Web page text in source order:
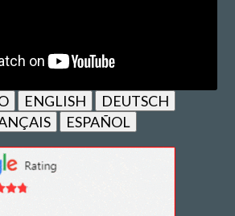
ENGLISH
DEUTSCH
ESPAÑOL